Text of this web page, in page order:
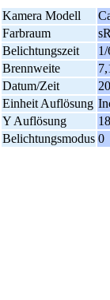
Kamera Modell
Farbraum
Belichtungszeit
1/
Brennweite
Datum/Zeit
Einheit Auflösung
Y Auflösung
Belichtungsmodus 0